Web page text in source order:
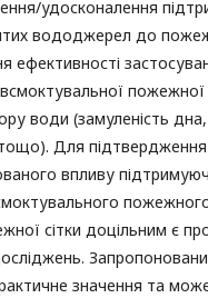
удосконалення
вододжерел до
ефективності
пожежної
води (замуленість
тощо). Для
впливу
сітки доцільним є
значення та